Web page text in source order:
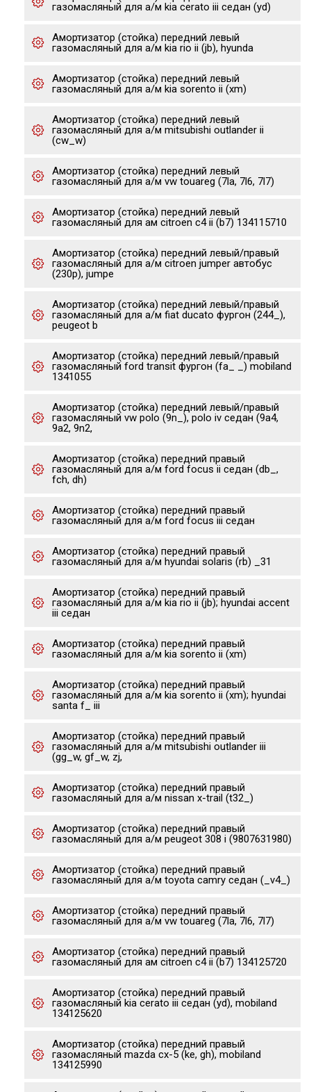
газомасляный для а/м kia cerato iii седан (yd)
Амортизатор (стойка) передний левый
газомасляный для а/м kia rio ii (jb), hyunda
Амортизатор (стойка) передний левый
газомасляный для а/м kia sorento ii (xm)
Амортизатор (стойка) передний левый
газомасляный для а/м mitsubishi outlander ii
(cw_w)
Амортизатор (стойка) передний левый
газомасляный для а/м vw touareg (7la, 7l6, 7l7)
Амортизатор (стойка) передний левый
газомасляный для ам citroen c4 ii (b7) 134115710
Амортизатор (стойка) передний левый/правый
газомасляный для а/м citroen jumper автобус
(230p), jumpe
Амортизатор (стойка) передний левый/правый
газомасляный для а/м fiat ducato фургон (244_),
peugeot b
Амортизатор (стойка) передний левый/правый
газомасляный ford transit фургон (fa_ _) mobiland
1341055
Амортизатор (стойка) передний левый/правый
газомасляный vw polo (9n_), polo iv седан (9a4,
9a2, 9n2,
Амортизатор (стойка) передний правый
газомасляный для а/м ford focus ii седан (db_,
fch, dh)
Амортизатор (стойка) передний правый
газомасляный для а/м ford focus iii седан
Амортизатор (стойка) передний правый
газомасляный для а/м hyundai solaris (rb) _31
Амортизатор (стойка) передний правый
газомасляный для а/м kia rio ii (jb); hyundai accent
iii седан
Амортизатор (стойка) передний правый
газомасляный для а/м kia sorento ii (xm)
Амортизатор (стойка) передний правый
газомасляный для а/м kia sorento ii (xm); hyundai
santa f_ iii
Амортизатор (стойка) передний правый
газомасляный для а/м mitsubishi outlander iii
(gg_w, gf_w, zj,
Амортизатор (стойка) передний правый
газомасляный для а/м nissan x-trail (t32_)
Амортизатор (стойка) передний правый
газомасляный для а/м peugeot 308 i (9807631980)
Амортизатор (стойка) передний правый
газомасляный для а/м toyota camry седан (_v4_)
Амортизатор (стойка) передний правый
газомасляный для а/м vw touareg (7la, 7l6, 7l7)
Амортизатор (стойка) передний правый
газомасляный для ам citroen c4 ii (b7) 134125720
Амортизатор (стойка) передний правый
газомасляный kia cerato iii седан (yd), mobiland
134125620
Амортизатор (стойка) передний правый
газомасляный mazda cx-5 (ke, gh), mobiland
134125990